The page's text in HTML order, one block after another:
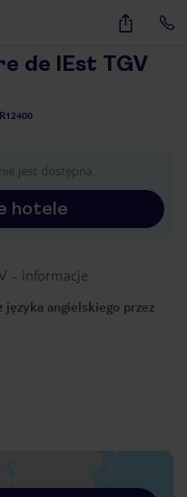
40
de lEst TGV
jest dostępna.
hotele
- informacje
języka angielskiego przez